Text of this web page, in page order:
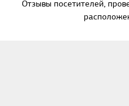
Отзывы посетителей,